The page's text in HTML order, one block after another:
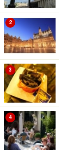
2
3
4